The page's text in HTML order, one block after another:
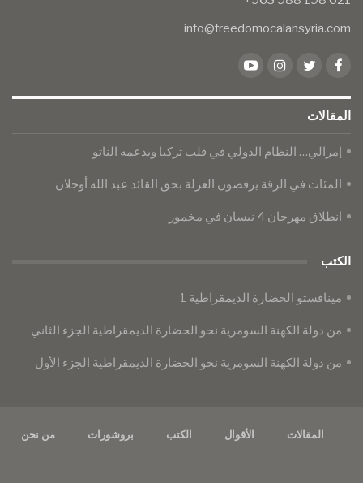
info@freedomocalansyria.com
المقالات
إمرالي… النظام الدولي في قلب تركيا ويدعمه الناتو
المئات في الرقة يرفضون العزلة بحق القائد عبد الله أوجلان
انطلاق مهرجان 4 نيسان في مخمور
الكتب
مينافستو الحضارة الديمقراطية 1
من دولة الكهنة السومرية نحو الحضارة الديمقراطية الجزء الثاني
من دولة الكهنة السومرية نحو الحضارة الديمقراطية الجزء الأول
المقالات الأقوال الكتب بروشورات من نحن